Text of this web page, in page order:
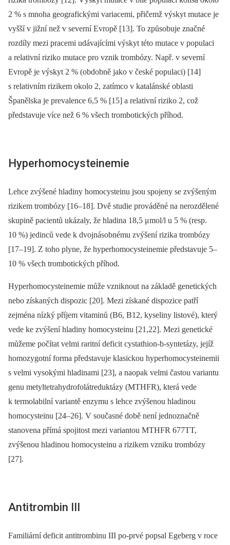
2 % s mnoha geografickými variacemi, přičemž výskyt mutace je
vyšší v jižní než v severní Evropě [13]. To způsobuje značné
rozdíly mezi pracemi udávajícími výskyt této mutace v populaci
a relativní riziko mutace pro vznik trombózy. Např. v severní
Evropě je výskyt 2 % (obdobně jako v české populaci) [14]
s relativním rizikem okolo 2, zatímco v katalánské oblasti
Španělska je prevalence 6,5 % [15] a relativní riziko 2, což
představuje více než 6 % všech trombotických příhod.
Hyperhomocysteinemie
Lehce zvýšené hladiny homocysteinu jsou spojeny se zvýšeným
rizikem trombózy [16–18]. Dvě studie prováděné na nerozdělené
skupině pacientů ukázaly, že hladina 18,5 μmol/l u 5 % (resp.
10 %) jedinců vede k dvojnásobnému zvýšení rizika trombózy
[17–19]. Z toho plyne, že hyperhomocysteinemie představuje 5–
10 % všech trombotických příhod.
Hyperhomocysteinemie může vzniknout na základě genetických
nebo získaných dispozic [20]. Mezi získané dispozice patří
zejména nízký příjem vitaminů (B6, B12, kyseliny listové), který
vede ke zvýšení hladiny homocysteinu [21,22]. Mezi genetické
můžeme počítat velmi raritní deficit cystathion-b-syntetázy, jejíž
homozygotní forma představuje klasickou hyperhomocysteinemii
s velmi vysokými hladinami [23], a naopak velmi častou variantu
genu metyltetrahydrofolátreduktázy (MTHFR), která vede
k termolabilní variantě enzymu s lehce zvýšenou hladinou
homocysteinu [24–26]. V současné době není jednoznačně
stanovena přímá spojitost mezi variantou MTHFR 677TT,
zvýšenou hladinou homocysteinu a rizikem vzniku trombózy
[27].
Antitrombin III
Familiární deficit antitrombinu III po­-prvé popsal Egeberg v roce